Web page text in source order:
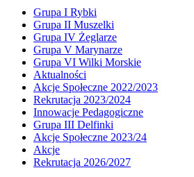
Grupa I Rybki
Grupa II Muszelki
Grupa IV Żeglarze
Grupa V Marynarze
Grupa VI Wilki Morskie
Aktualności
Akcje Społeczne 2022/2023
Rekrutacja 2023/2024
Innowacje Pedagogiczne
Grupa III Delfinki
Akcje Społeczne 2023/24
Akcje
Rekrutacja 2026/2027